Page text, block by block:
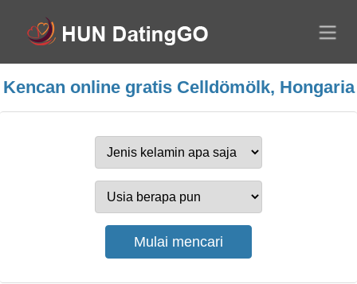
Kencan online gratis Celldömölk, Hongaria